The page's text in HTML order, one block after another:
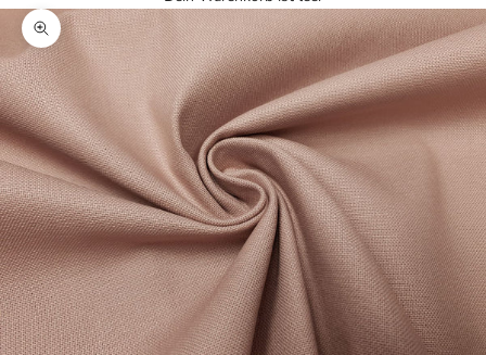
Bild vergrößern